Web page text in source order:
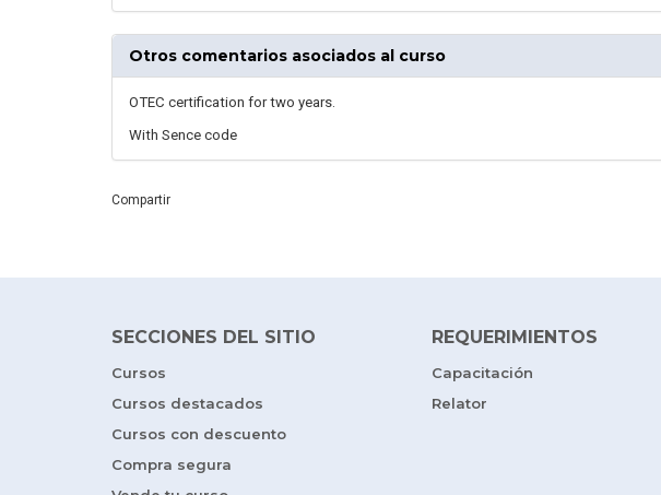
Otros comentarios asociados al curso
OTEC certification for two years.
With Sence code
Compartir
SECCIONES DEL SITIO
Cursos
Cursos destacados
Cursos con descuento
Compra segura
REQUERIMIENTOS
Capacitación
Relator